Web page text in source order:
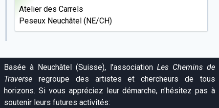
décembre 2010 dans l'ancienne usine de harpes de
Ste-Croix (VD/CH):
Atelier des Carrels
Peseux Neuchâtel (NE/CH)
Basée à Neuchâtel (Suisse), l'association Les Chemins de
Traverse regroupe des artistes et chercheurs de tous
horizons. Si vous appréciez leur démarche, n'hésitez pas à
soutenir leurs futures activités: